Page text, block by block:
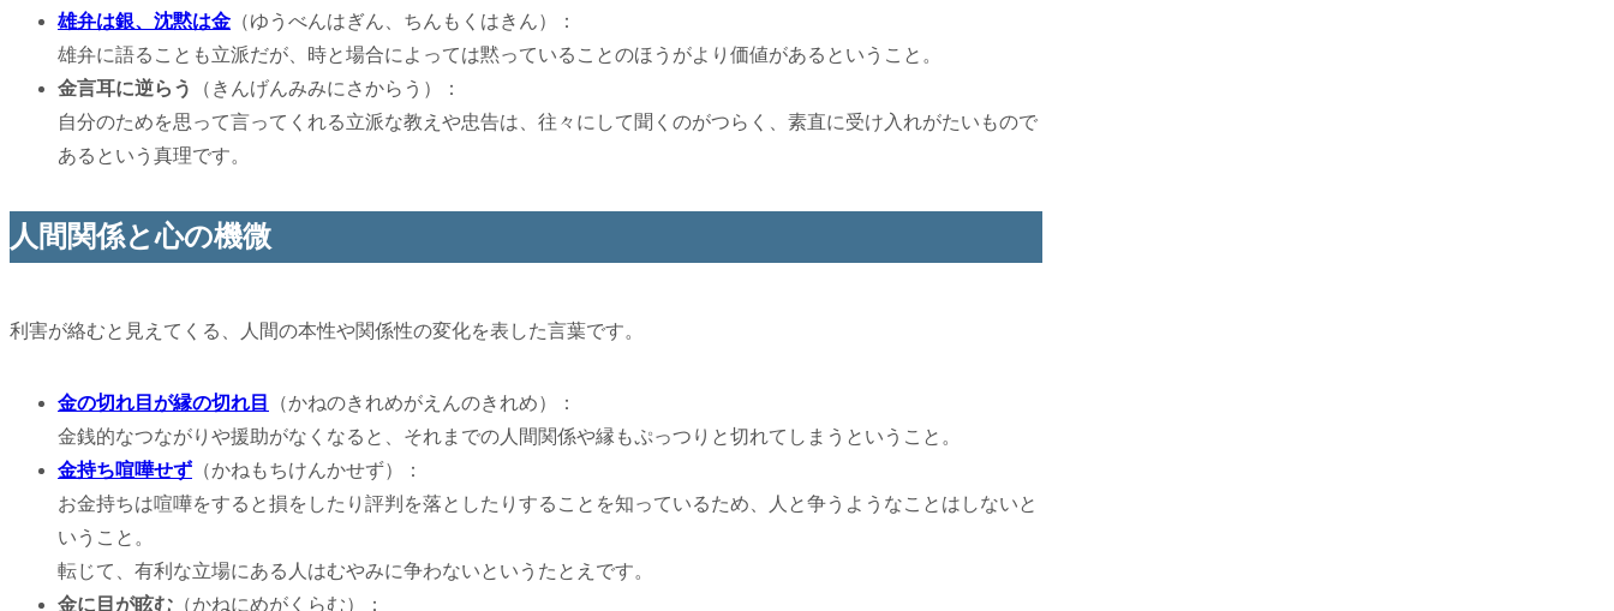
雄弁は銀、沈黙は金 （ゆうべんはぎん、ちんもくはきん）：
雄弁に語ることも立派だが、時と場合によっては黙っていることのほうがより価値があるということ。
金言耳に逆らう
（きんげんみみにさからう）：
自分のためを思って言ってくれる立派な教えや忠告は、往々にして聞くのがつらく、素直に受け入れがたいもので
あるという真理です。
人間関係と心の機微
利害が絡むと見えてくる、人間の本性や関係性の変化を表した言葉です。
金の切れ目が縁の切れ目
（かねのきれめがえんのきれめ）：
金銭的なつながりや援助がなくなると、それまでの人間関係や縁もぷっつりと切れてしまうということ。
金持ち喧嘩せず （かねもちけんかせず）：
お金持ちは喧嘩をすると損をしたり評判を落としたりすることを知っているため、人と争うようなことはしないと
いうこと。
転じて、有利な立場にある人はむやみに争わないというたとえです。
金に目が眩む （かねにめがくらむ）：